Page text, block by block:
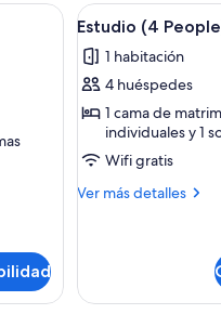
habitación
People)
con una mesa redonda de
Abrir
todas
las
fotos
de
Estudio
(4
People)
9
Estudio (4
1 habitación
4 huéspedes
1 cama de
individuales y 1
Wifi gratis
Ver más detalles
Más
People)